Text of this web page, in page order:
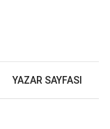
YAZAR SAYFASI